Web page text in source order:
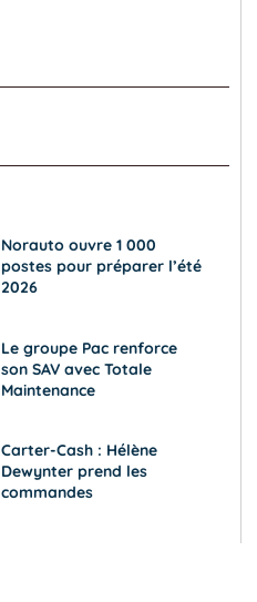
Norauto ouvre 1 000
postes pour préparer l’été
2026
Le groupe Pac renforce
son SAV avec Totale
Maintenance
Carter-Cash : Hélène
Dewynter prend les
commandes